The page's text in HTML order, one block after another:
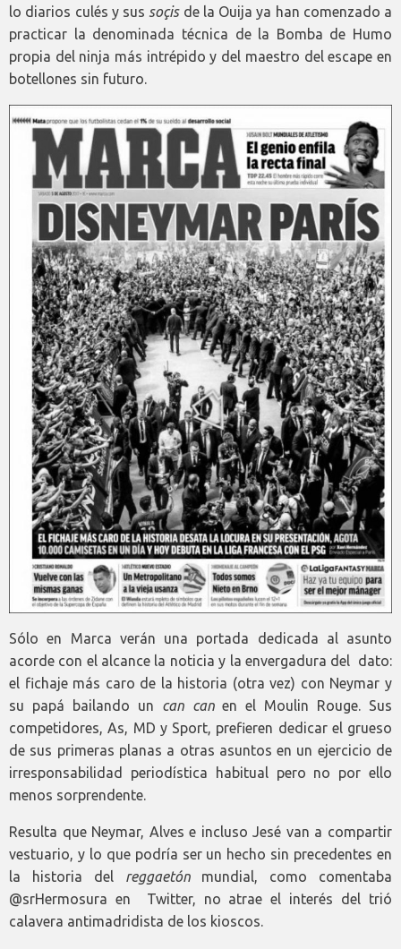
lo diarios culés y sus soçisde la Ouija ya han comenzado a
practicar la denominada técnica de la Bomba de Humo
propia del ninja más intrépido y del maestro del escape en
botellones sin futuro.
Sólo en Marca verán una portada dedicada al asunto
acorde con el alcance la noticia y la envergadura del dato:
el fichaje más caro de la historia (otra vez) con Neymar y
su papá bailando un can canen el Moulin Rouge. Sus
competidores, As, MD y Sport, prefieren dedicar el grueso
de sus primeras planas a otras asuntos en un ejercicio de
irresponsabilidad periodística habitual pero no por ello
menos sorprendente.
Resulta que Neymar, Alves e incluso Jesé van a compartir
vestuario, y lo que podría ser un hecho sin precedentes en
la historia del reggaetónmundial, como comentaba
@srHermosura en Twitter, no atrae el interés del trió
calavera antimadridista de los kioscos.